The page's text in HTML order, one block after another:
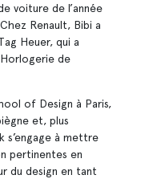
voiture de l’année
Renault, Bibi a
Heuer, qui a
de
of Design à Paris,
et, plus
s’engage à mettre
pertinentes en
du design en tant